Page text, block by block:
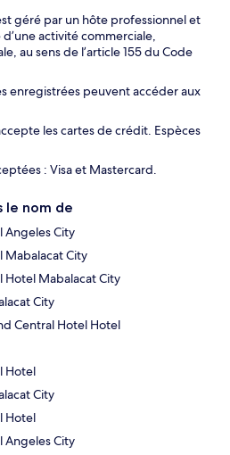
géré par un hôte professionnel et
activité commerciale,
au sens de l’article 155 du Code
enregistrées peuvent accéder aux
les cartes de crédit. Espèces
: Visa et Mastercard.
le nom de
Angeles City
Mabalacat City
Hotel Mabalacat City
City
Central Hotel Hotel
Hotel
City
Hotel
Angeles City